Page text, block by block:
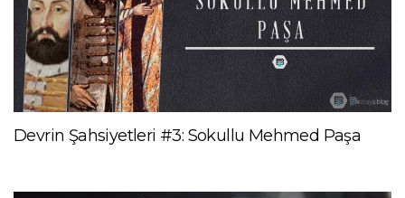
Devrin Şahsiyetleri #3: Sokullu Mehmed Paşa